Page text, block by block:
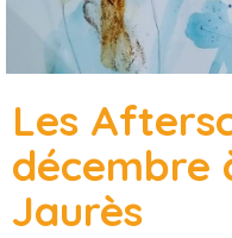
Les
décembre
Jaurès